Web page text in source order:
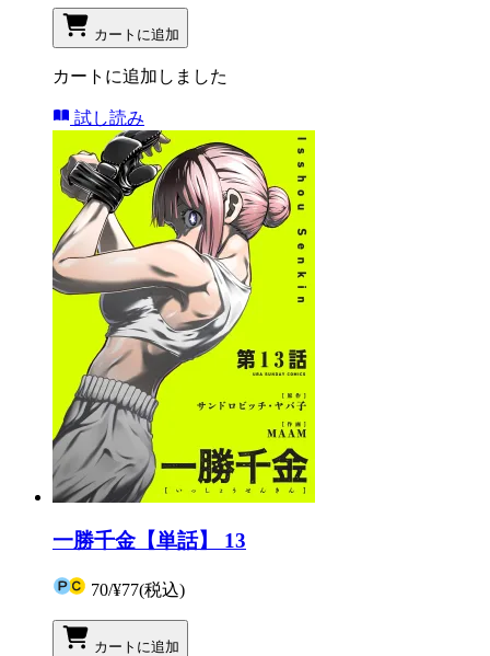
カートに追加
カートに追加しました
試し読み
一勝千金【単話】 13
70/¥77(税込)
カートに追加